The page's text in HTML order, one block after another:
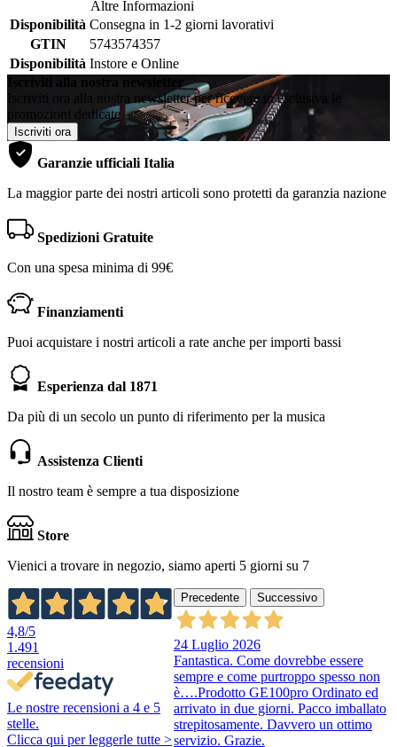
Altre Informazioni
Disponibilità Consegna in 1-2 giorni lavorativi
GTIN
5743574357
Disponibilità Instore e Online
Iscriviti alla nostra newsletter
Iscriviti ora alla nostra newsletter per ricevere in esclusiva le
promozioni dedicate
Iscriviti ora
Garanzie ufficiali Italia
La maggior parte dei nostri articoli sono protetti da garanzia nazione
Spedizioni Gratuite
Con una spesa minima di 99€
Finanziamenti
Puoi acquistare i nostri articoli a rate anche per importi bassi
Esperienza dal 1871
Da più di un secolo un punto di riferimento per la musica
Assistenza Clienti
Il nostro team è sempre a tua disposizione
Store
Vienici a trovare in negozio, siamo aperti 5 giorni su 7
4,8/5
1.491
recensioni
Le nostre recensioni a 4 e 5
stelle.
Clicca qui per leggerle tutte >
Precedente Successivo
24 Luglio 2026
Fantastica. Come dovrebbe essere
sempre e come purtroppo spesso non
è….Prodotto GE100pro Ordinato ed
arrivato in due giorni. Pacco imballato
strepitosamente. Davvero un ottimo
servizio. Grazie.